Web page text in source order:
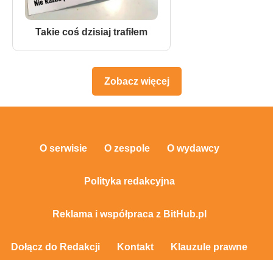
Takie coś dzisiaj trafiłem
Zobacz więcej
O serwisie O zespole O wydawcy
Polityka redakcyjna
Reklama i współpraca z BitHub.pl
Dołącz do Redakcji Kontakt Klauzule prawne